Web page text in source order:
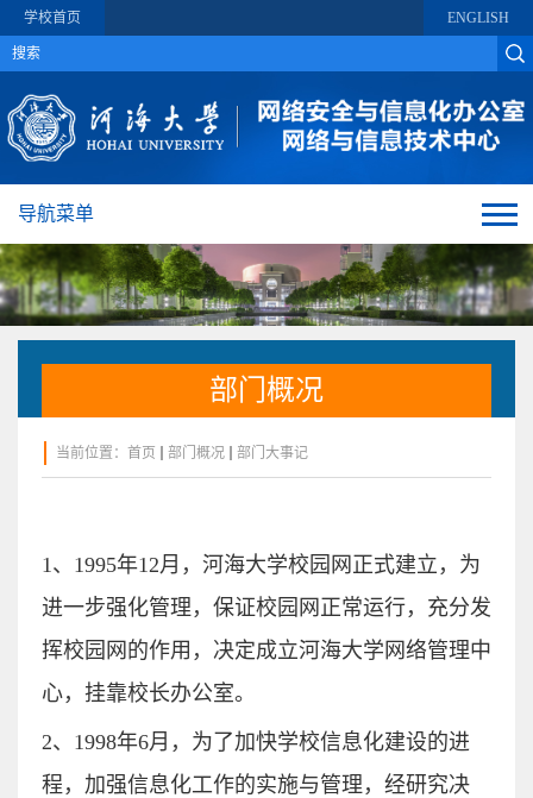
学校首页 ENGLISH
导航菜单
部门概况
当前位置： 首页 部门概况 部门大事记
1、 1995年12月 ，河海大学校园网正式建立，为
进一步强化管理，保证校园网正常运行，充分发
挥校园网的作用，决定成立河海大学网络管理中
心，挂靠校长办公室。
2、 1998年6月 ，为了加快学校信息化建设的进
程，加强信息化工作的实施与管理，经研究决